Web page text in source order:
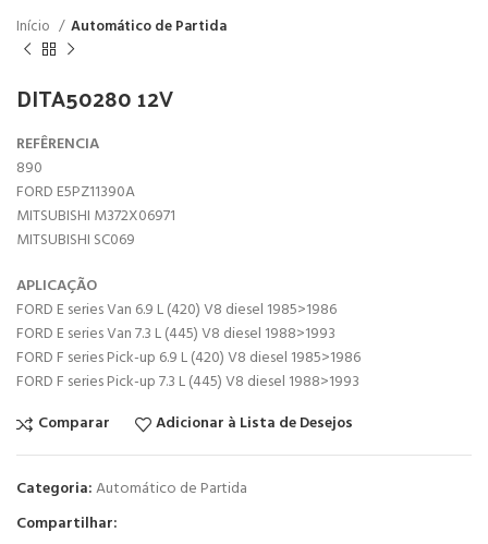
Início Automático de Partida
DITA50280 12V
REFÊRENCIA
890
FORD E5PZ11390A
MITSUBISHI M372X06971
MITSUBISHI SC069
APLICAÇÃO
FORD E series Van 6.9 L (420) V8 diesel 1985>1986
FORD E series Van 7.3 L (445) V8 diesel 1988>1993
FORD F series Pick-up 6.9 L (420) V8 diesel 1985>1986
FORD F series Pick-up 7.3 L (445) V8 diesel 1988>1993
Comparar
Adicionar à Lista de Desejos
Categoria:Automático de Partida
Compartilhar: